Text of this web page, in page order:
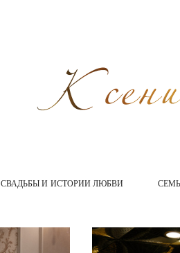
СВАДЬБЫ И ИСТОРИИ ЛЮБВИ